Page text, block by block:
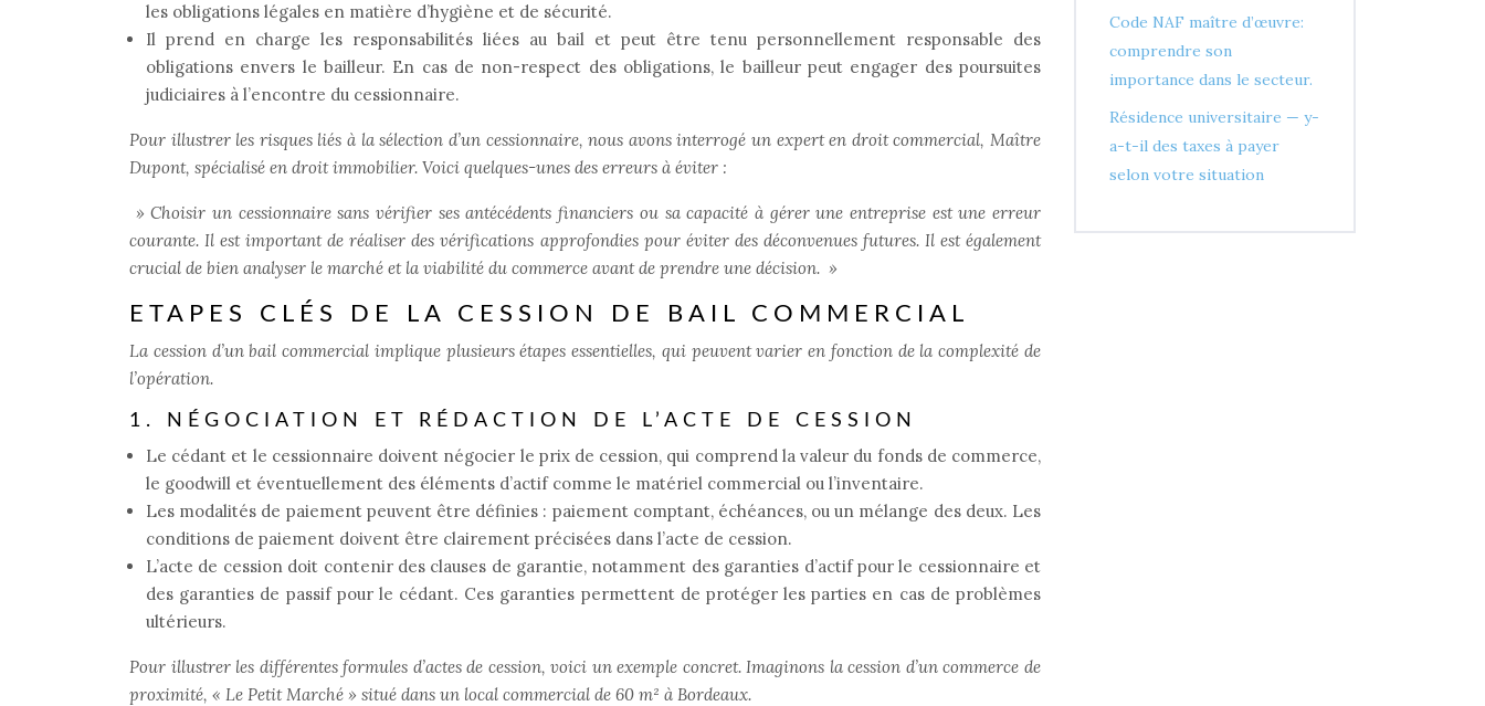
les obligations légales en matière d’hygiène et de sécurité.
Il prend en charge les responsabilités liées au bail et peut être tenu personnellement responsable des
obligations envers le bailleur. En cas de non-respect des obligations, le bailleur peut engager des poursuites
judiciaires à l’encontre du cessionnaire.
Pour illustrer les risques liés à la sélection d’un cessionnaire, nous avons interrogé un expert en droit commercial, Maître
Dupont, spécialisé en droit immobilier. Voici quelques-unes des erreurs à éviter :
»Choisir un cessionnaire sans vérifier ses antécédents financiers ou sa capacité à gérer une entreprise est une erreur
courante. Il est important de réaliser des vérifications approfondies pour éviter des déconvenues futures. Il est également
crucial de bien analyser le marché et la viabilité du commerce avant de prendre une décision. »
ETAPES CLÉS DE LA CESSION DE BAIL COMMERCIAL
La cession d’un bail commercial implique plusieurs étapes essentielles, qui peuvent varier en fonction de la complexité de
l’opération.
1. NÉGOCIATION ET RÉDACTION DE L’ACTE DE CESSION
Le cédant et le cessionnaire doivent négocier le prix de cession, qui comprend la valeur du fonds de commerce,
le goodwill et éventuellement des éléments d’actif comme le matériel commercial ou l’inventaire.
Les modalités de paiement peuvent être définies : paiement comptant, échéances, ou un mélange des deux. Les
conditions de paiement doivent être clairement précisées dans l’acte de cession.
L’acte de cession doit contenir des clauses de garantie, notamment des garanties d’actif pour le cessionnaire et
des garanties de passif pour le cédant. Ces garanties permettent de protéger les parties en cas de problèmes
ultérieurs.
Pour illustrer les différentes formules d’actes de cession, voici un exemple concret. Imaginons la cession d’un commerce de
proximité, « Le Petit Marché » situé dans un local commercial de 60 m² à Bordeaux.
Code NAF maître d’œuvre:
comprendre son
importance dans le secteur.
Résidence universitaire — y-
a-t-il des taxes à payer
selon votre situation